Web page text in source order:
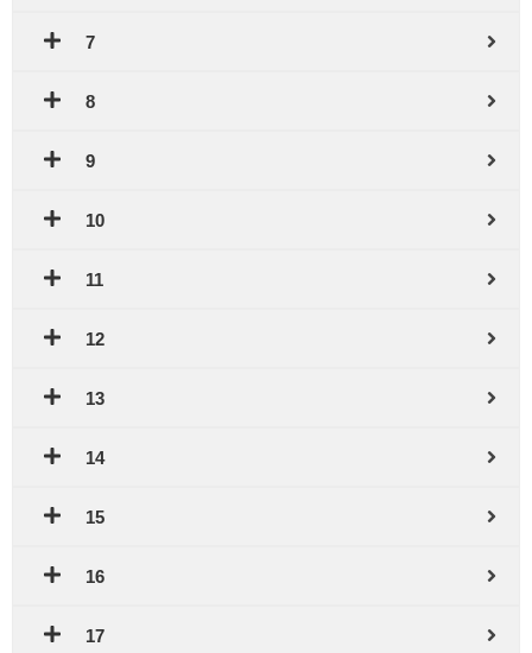
7
8
9
10
11
12
13
14
15
16
17